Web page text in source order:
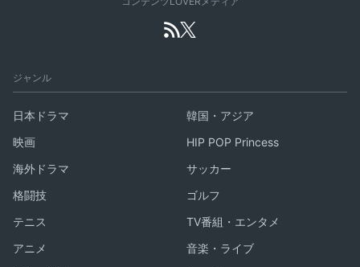
ジャンル
日本ドラマ
韓国・アジア
映画
HIP POP Princess
海外ドラマ
サッカー
格闘技
ゴルフ
テニス
TV番組・エンタメ
アニメ
音楽・ライブ